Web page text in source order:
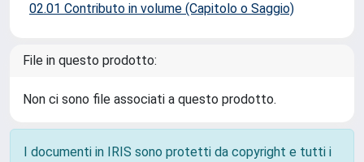
02.01 Contributo in volume (Capitolo o Saggio)
File in questo prodotto:
Non ci sono file associati a questo prodotto.
I documenti in IRIS sono protetti da copyright e tutti i